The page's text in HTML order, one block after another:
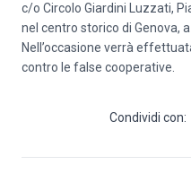
c/o Circolo Giardini Luzzati,
nel centro storico di Genova,
Nell’occasione verrà
contro le false cooperative.
Condividi con: